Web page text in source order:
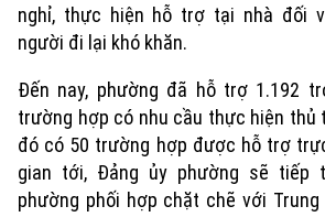
nghỉ, thực hiện hỗ trợ tại nhà đối
người đi lại khó khăn.
Đến nay, phường đã hỗ trợ 1.192
trường hợp có nhu cầu thực hiện thủ
đó có 50 trường hợp được hỗ trợ
gian tới, Đảng ủy phường sẽ tiếp
phường phối hợp chặt chẽ với